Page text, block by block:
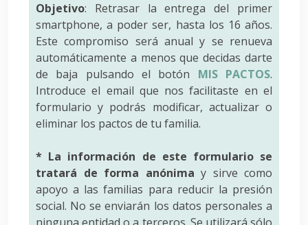
Objetivo: Retrasar la entrega del primer
smartphone, a poder ser, hasta los 16 años.
Este compromiso será anual y se renueva
automáticamente a menos que decidas darte
de baja pulsando el botón MIS PACTOS.
Introduce el email que nos facilitaste en el
formulario y podrás modificar, actualizar o
eliminar los pactos de tu familia.
* La información de este formulario se
tratará de forma anónima y sirve como
apoyo a las familias para reducir la presión
social. No se enviarán los datos personales a